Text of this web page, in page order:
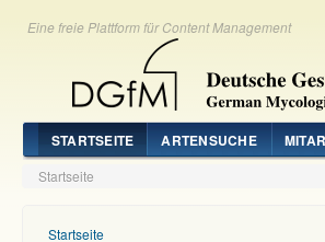
Eine freie Plattform für Content Management
STARTSEITE ARTENSUCHE
Startseite
Startseite